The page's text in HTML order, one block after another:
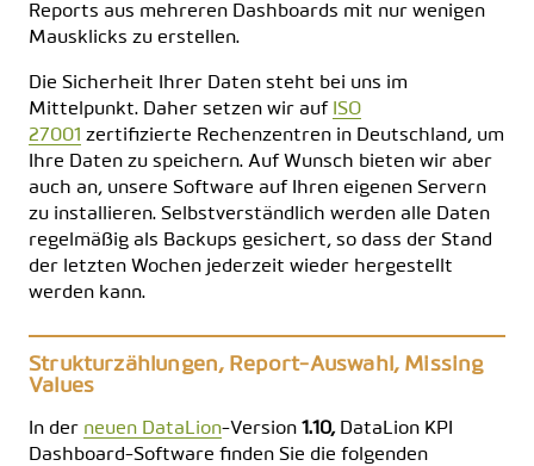
Reports aus mehreren Dashboards mit nur wenigen
Mausklicks zu erstellen.
Die Sicherheit Ihrer Daten steht bei uns im
Mittelpunkt. Daher setzen wir auf ISO
27001 zertifizierte Rechenzentren in Deutschland, um
Ihre Daten zu speichern. Auf Wunsch bieten wir aber
auch an, unsere Software auf Ihren eigenen Servern
zu installieren. Selbstverständlich werden alle Daten
regelmäßig als Backups gesichert, so dass der Stand
der letzten Wochen jederzeit wieder hergestellt
werden kann.
Strukturzählungen, Report-Auswahl, Missing
Values
In der neuen DataLion-Version 1.10, DataLion KPI
Dashboard-Software finden Sie die folgenden